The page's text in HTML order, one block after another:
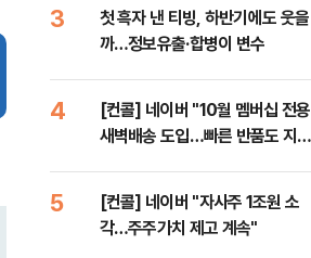
3
첫 흑자 낸 티빙, 하반기에도 웃을
까…정보유출·합병이 변수
4
[컨콜] 네이버 "10월 멤버십 전용
새벽배송 도입…빠른 반품도 지
5
[컨콜] 네이버 "자사주 1조원 소
각…주주가치 제고 계속"